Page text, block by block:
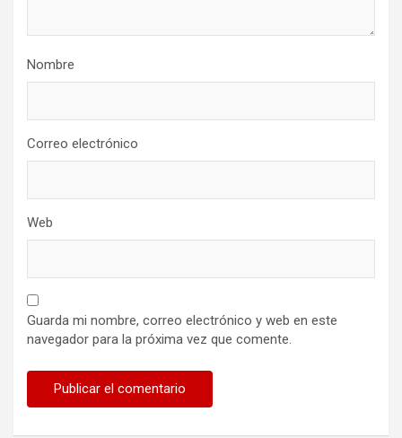
Nombre
Correo electrónico
Web
Guarda mi nombre, correo electrónico y web en este
navegador para la próxima vez que comente.